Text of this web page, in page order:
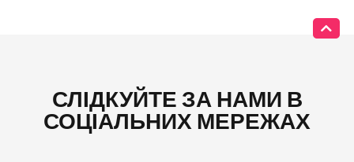
СЛІДКУЙТЕ ЗА НАМИ В
СОЦІАЛЬНИХ МЕРЕЖАХ